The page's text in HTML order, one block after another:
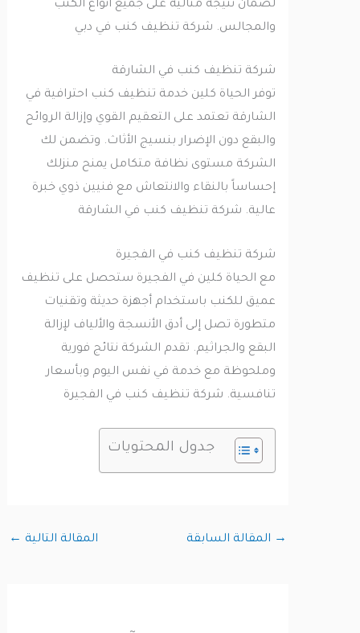
لضمان نتيجة مثالية على جميع أنواع الكنب
والمجالس. شركة تنظيف كنب في دبي
شركة تنظيف كنب في الشارقة
توفر الحياة كلين خدمة تنظيف كنب احترافية في
الشارقة تعتمد على التعقيم القوي وإزالة الروائح
والبقع دون الإضرار بنسيج الأثاث. وتضمن لك
الشركة مستوى نظافة متكامل يمنح منزلك
إحساساً بالنقاء والانتعاش مع فنيين ذوي خبرة
عالية. شركة تنظيف كنب في الشارقة
شركة تنظيف كنب في الفجيرة
مع الحياة كلين في الفجيرة ستحصل على تنظيف
عميق للكنب باستخدام أجهزة حديثة وتقنيات
متطورة تصل إلى أدق الأنسجة والألياف لإزالة
البقع والجراثيم. تقدم الشركة نتائج فورية
وملحوظة مع خدمة في نفس اليوم وبأسعار
تنافسية. شركة تنظيف كنب في الفجيرة
جدول المحتويات
المقالة السابقة المقالة التالية←